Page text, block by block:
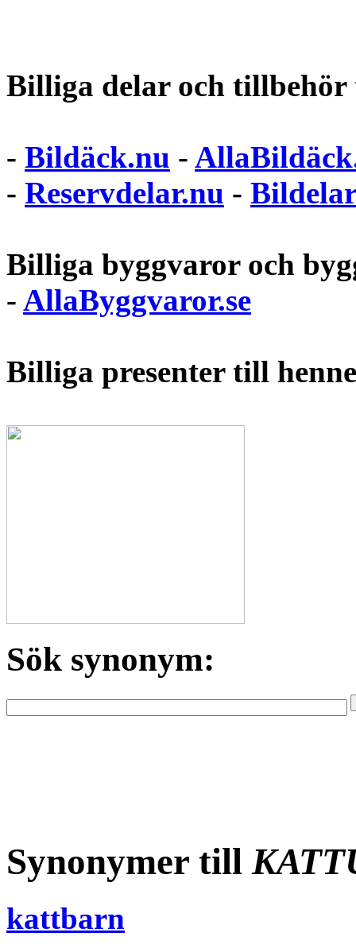
Billiga delar och
- Bildäck.nu -
- Reservdelar.nu - Bildelar
Billiga byggvaror och
- AllaByggvaror.se
Billiga presenter till
Sök synonym:
Synonymer till
kattbarn